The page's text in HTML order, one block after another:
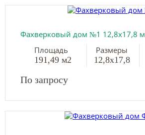
Фахверковый дом №1 12,8х17,8 м
Площадь
191,49 м2
Размеры
12,8х17,8
По запросу